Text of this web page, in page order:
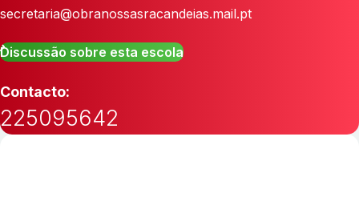
secretaria@obranossasracandeias.mail.pt
Discussão sobre esta escola
Contacto:
225095642